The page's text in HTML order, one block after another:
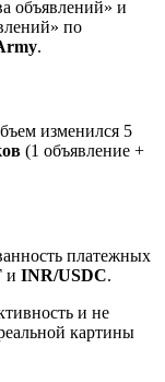
объявлений» и
по
.
изменился 5
(1 объявление +
платежных
и INR/USDC.
и не
картины